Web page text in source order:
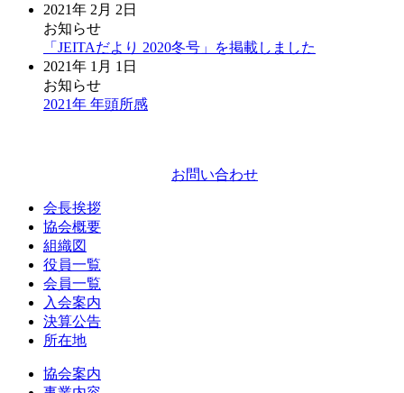
2021年 2月 2日
お知らせ
「JEITAだより 2020冬号」を掲載しました
2021年 1月 1日
お知らせ
2021年 年頭所感
お問い合わせ
会長挨拶
協会概要
組織図
役員一覧
会員一覧
入会案内
決算公告
所在地
協会案内